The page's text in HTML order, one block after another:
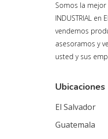
Somos la mejor
INDUSTRIAL en
vendemos
asesoramos y
usted y sus
Ubicaciones
El Salvador
Guatemala